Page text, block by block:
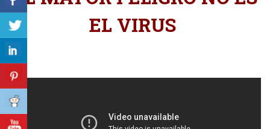
EL VIRUS